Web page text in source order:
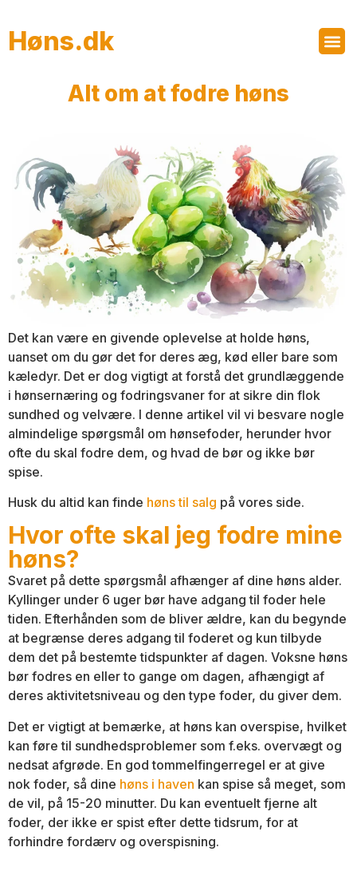
Høns.dk
Alt om at fodre høns
Det kan være en givende oplevelse at holde høns,
uanset om du gør det for deres æg, kød eller bare som
kæledyr. Det er dog vigtigt at forstå det grundlæggende
i hønsernæring og fodringsvaner for at sikre din flok
sundhed og velvære. I denne artikel vil vi besvare nogle
almindelige spørgsmål om hønsefoder, herunder hvor
ofte du skal fodre dem, og hvad de bør og ikke bør
spise.
Husk du altid kan finde høns til salg på vores side.
Hvor ofte skal jeg fodre mine
høns?
Svaret på dette spørgsmål afhænger af dine høns alder.
Kyllinger under 6 uger bør have adgang til foder hele
tiden. Efterhånden som de bliver ældre, kan du begynde
at begrænse deres adgang til foderet og kun tilbyde
dem det på bestemte tidspunkter af dagen. Voksne høns
bør fodres en eller to gange om dagen, afhængigt af
deres aktivitetsniveau og den type foder, du giver dem.
Det er vigtigt at bemærke, at høns kan overspise, hvilket
kan føre til sundhedsproblemer som f.eks. overvægt og
nedsat afgrøde. En god tommelfingerregel er at give
nok foder, så dine høns i haven kan spise så meget, som
de vil, på 15-20 minutter. Du kan eventuelt fjerne alt
foder, der ikke er spist efter dette tidsrum, for at
forhindre fordærv og overspisning.